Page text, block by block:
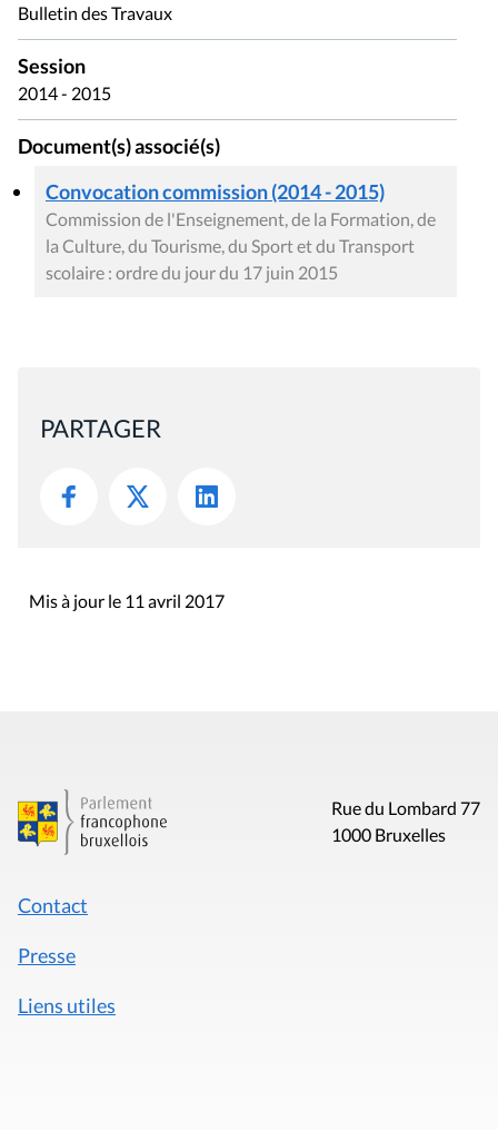
Bulletin des Travaux
Session
2014 - 2015
Document(s) associé(s)
Convocation commission (2014 - 2015)
Commission de l'Enseignement, de la Formation, de
la Culture, du Tourisme, du Sport et du Transport
scolaire : ordre du jour du 17 juin 2015
PARTAGER
Mis à jour le 11 avril 2017
Rue du Lombard 77
1000 Bruxelles
Contact
Presse
Liens utiles